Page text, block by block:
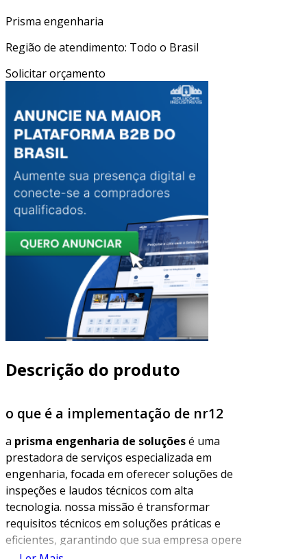
Prisma engenharia
Região de atendimento: Todo o Brasil
Solicitar orçamento
Descrição do produto
o que é a implementação de nr12
a prisma engenharia de soluçõesé uma
prestadora de serviços especializada em
engenharia, focada em oferecer soluções de
inspeções e laudos técnicos com alta
tecnologia. nossa missão é transformar
requisitos técnicos em soluções práticas e
eficientes, garantindo que sua empresa opere